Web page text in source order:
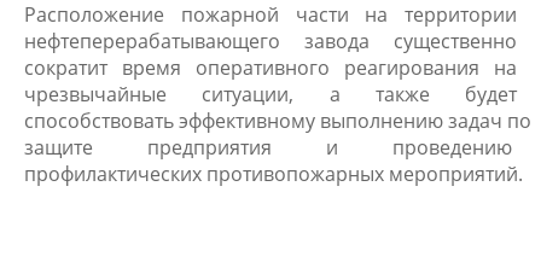
Расположение пожарной части на территории
нефтеперерабатывающего завода существенно
сократит время оперативного реагирования на
чрезвычайные ситуации, а также будет
способствовать эффективному выполнению задач по
защите предприятия и проведению
профилактических противопожарных мероприятий.